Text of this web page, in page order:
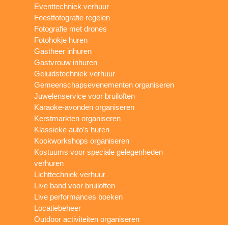
Eventtechniek verhuur
Feestfotografie regelen
Fotografie met drones
Fotohokje huren
Gastheer inhuren
Gastvrouw inhuren
Geluidstechniek verhuur
Gemeenschapsevenementen organiseren
Juwelenservice voor bruiloften
Karaoke-avonden organiseren
Kerstmarkten organiseren
Klassieke auto’s huren
Kookworkshops organiseren
Kostuums voor speciale gelegenheden
verhuren
Lichttechniek verhuur
Live band voor bruiloften
Live performances boeken
Locatiebeheer
Outdoor activiteiten organiseren